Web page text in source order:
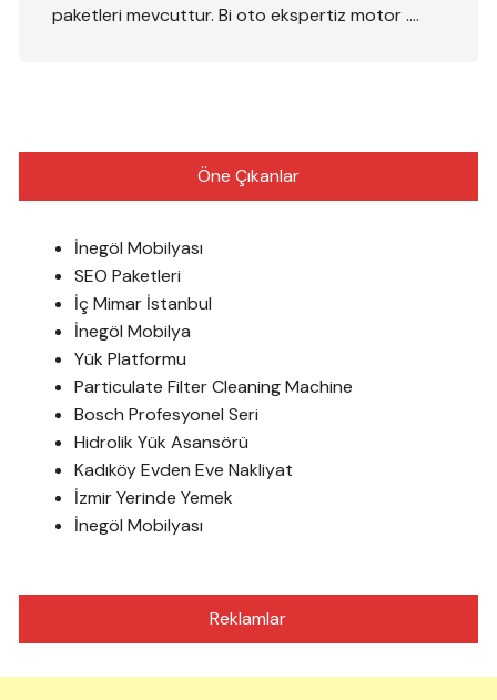
paketleri mevcuttur. Bi oto ekspertiz motor ….
Öne Çıkanlar
İnegöl Mobilyası
SEO Paketleri
İç Mimar İstanbul
İnegöl Mobilya
Yük Platformu
Particulate Filter Cleaning Machine
Bosch Profesyonel Seri
Hidrolik Yük Asansörü
Kadıköy Evden Eve Nakliyat
İzmir Yerinde Yemek
İnegöl Mobilyası
Reklamlar